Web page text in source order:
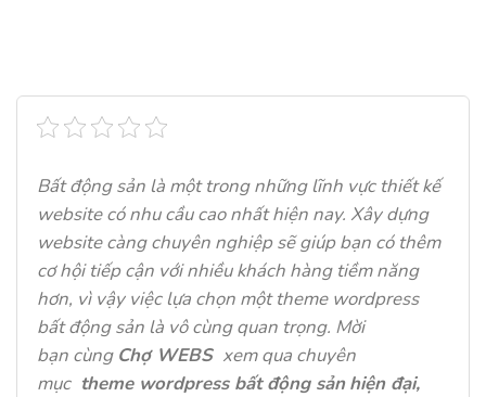
Bất động sản là một trong những lĩnh vực thiết kế
website có nhu cầu cao nhất hiện nay. Xây dựng
website càng chuyên nghiệp sẽ giúp bạn có thêm
cơ hội tiếp cận với nhiều khách hàng tiềm năng
hơn, vì vậy việc lựa chọn một theme wordpress
bất động sản là vô cùng quan trọng. Mời
bạn cùng Chợ WEBS xem qua chuyên
mục theme wordpress bất động sản hiện đại,